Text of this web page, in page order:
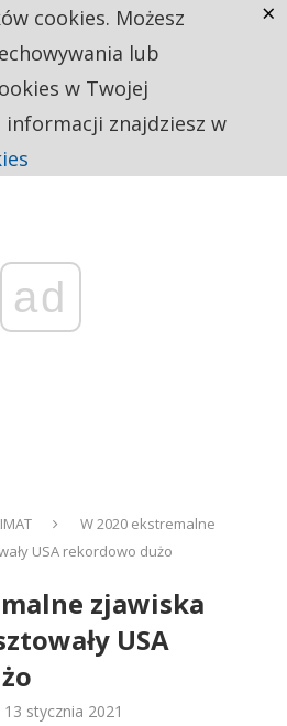
ad
W 2020 ekstremalne
USA rekordowo dużo
zjawiska
USA
13 stycznia 2021
cookies. Możesz
lub
w Twojej
informacji znajdziesz w
×